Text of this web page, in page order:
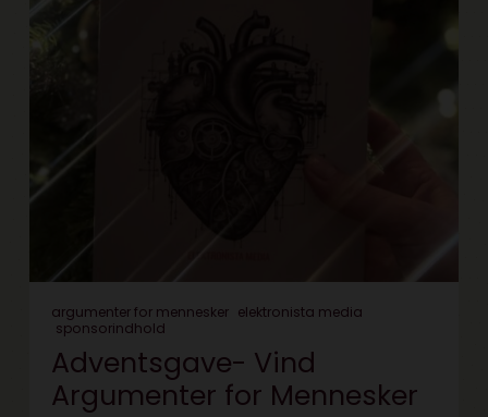
argumenter for mennesker elektronista media
sponsorindhold
Adventsgave- Vind
Argumenter for Mennesker